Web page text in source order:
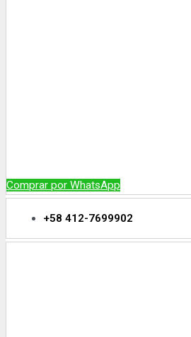
Comprar por WhatsApp
+58 412-7699902